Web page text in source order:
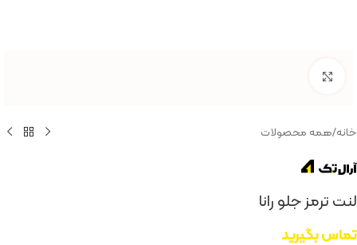
خانه/همه محصولات
لنت ترمز جلو رانا
تماس بگیرید